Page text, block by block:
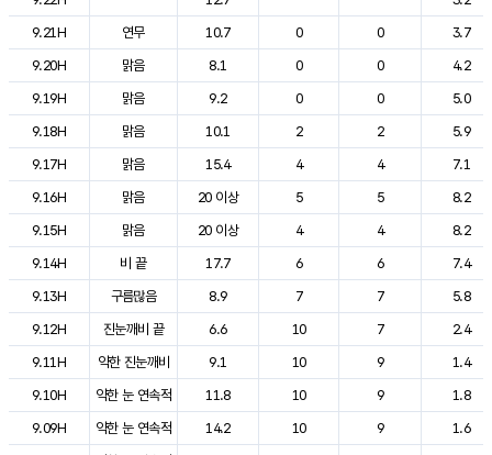
9.21H
연무 10.7 0 0
3.7
9.20H
맑음 8.1 0 0
4.2
9.19H
맑음 9.2 0 0
5.0
9.18H
맑음 10.1 2 2
5.9
9.17H
맑음 15.4 4 4
7.1
9.16H
맑음 20 이상 5 5
8.2
9.15H
맑음 20 이상 4 4
8.2
9.14H
비 끝 17.7 6 6
7.4
9.13H
구름많음 8.9 7 7
5.8
9.12H
진눈깨비 끝 6.6 10 7
2.4
9.11H
약한 진눈깨비 9.1 10 9
1.4
9.10H
약한 눈 연속적 11.8 10 9
1.8
9.09H
약한 눈 연속적 14.2 10 9
1.6